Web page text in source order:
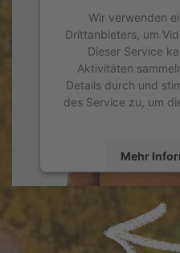
Wir verwenden
Drittanbieters, um
Dieser Service
Aktivitäten
Details durch und
des Service zu, um
Mehr
powered by
Management